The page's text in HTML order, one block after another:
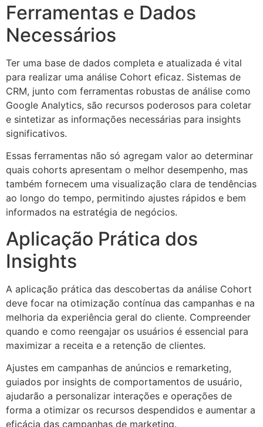
Ferramentas e Dados
Necessários
Ter uma base de dados completa e atualizada é vital
para realizar uma análise Cohort eficaz. Sistemas de
CRM, junto com ferramentas robustas de análise como
Google Analytics, são recursos poderosos para coletar
e sintetizar as informações necessárias para insights
significativos.
Essas ferramentas não só agregam valor ao determinar
quais cohorts apresentam o melhor desempenho, mas
também fornecem uma visualização clara de tendências
ao longo do tempo, permitindo ajustes rápidos e bem
informados na estratégia de negócios.
Aplicação Prática dos
Insights
A aplicação prática das descobertas da análise Cohort
deve focar na otimização contínua das campanhas e na
melhoria da experiência geral do cliente. Compreender
quando e como reengajar os usuários é essencial para
maximizar a receita e a retenção de clientes.
Ajustes em campanhas de anúncios e remarketing,
guiados por insights de comportamentos de usuário,
ajudarão a personalizar interações e operações de
forma a otimizar os recursos despendidos e aumentar a
eficácia das campanhas de marketing.